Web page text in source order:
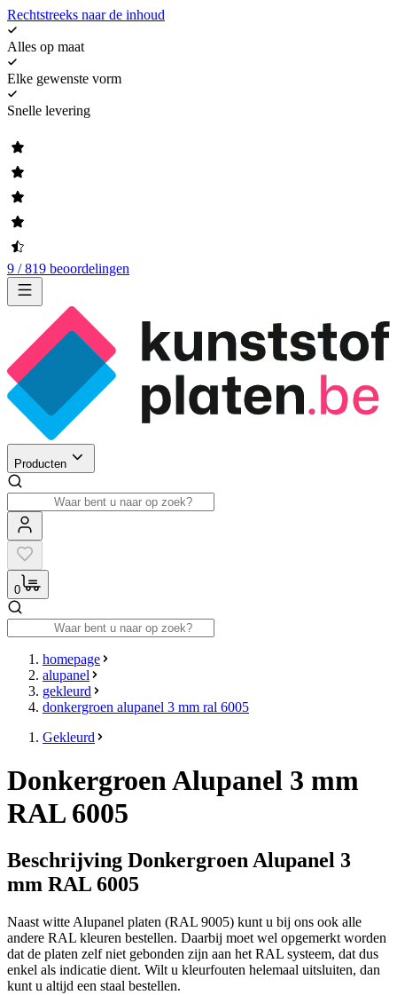
Rechtstreeks naar de inhoud
Alles op maat
Elke gewenste vorm
Snelle levering
9 / 819 beoordelingen
Producten
0
homepage
alupanel
gekleurd
donkergroen alupanel 3 mm ral 6005
Gekleurd
Donkergroen Alupanel 3 mm
RAL 6005
Beschrijving Donkergroen Alupanel 3
mm RAL 6005
Naast witte Alupanel platen (RAL 9005) kunt u bij ons ook alle
andere RAL kleuren bestellen. Daarbij moet wel opgemerkt worden
dat de platen zelf niet gebonden zijn aan het RAL systeem, dat dus
enkel als indicatie dient. Wilt u kleurfouten helemaal uitsluiten, dan
kunt u altijd een staal bestellen.